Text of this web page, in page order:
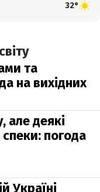
32°
та
на вихідних
але деякі
спеки: погода
Україні